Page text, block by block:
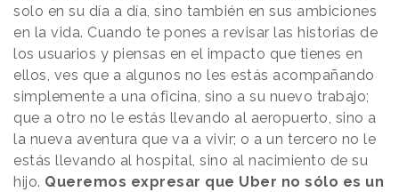
solo en su día a día, sino también en sus ambiciones
en la vida. Cuando te pones a revisar las historias de
los usuarios y piensas en el impacto que tienes en
ellos, ves que a algunos no les estás acompañando
simplemente a una oficina, sino a su nuevo trabajo;
que a otro no le estás llevando al aeropuerto, sino a
la nueva aventura que va a vivir; o a un tercero no le
estás llevando al hospital, sino al nacimiento de su
hijo. Queremos expresar que Uber no sólo es un